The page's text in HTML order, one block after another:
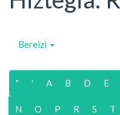
Bereizi
" ' A B D E
N O P R S T